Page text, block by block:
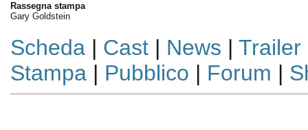
Rassegna stampa
Gary Goldstein
Scheda| Cast| News | Trailer
Stampa| Pubblico | Forum |